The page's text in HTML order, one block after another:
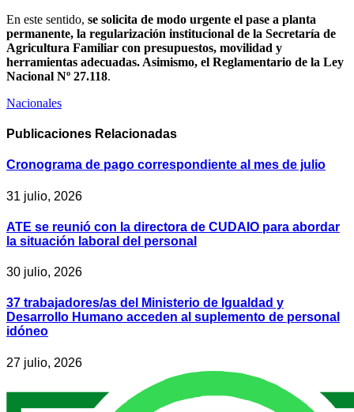
En este sentido, se solicita de modo urgente el pase a planta
permanente, la regularización institucional de la Secretaría de
Agricultura Familiar con presupuestos, movilidad y
herramientas adecuadas. Asimismo, el Reglamentario de la Ley
Nacional Nº 27.118.
Nacionales
Publicaciones Relacionadas
Cronograma de pago correspondiente al mes de julio
31 julio, 2026
ATE se reunió con la directora de CUDAIO para abordar
la situación laboral del personal
30 julio, 2026
37 trabajadores/as del Ministerio de Igualdad y
Desarrollo Humano acceden al suplemento de personal
idóneo
27 julio, 2026